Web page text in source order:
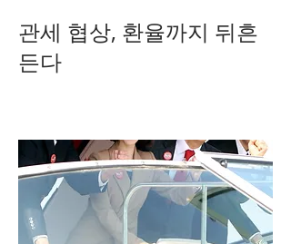
관세 협상, 환율까지 뒤흔
든다